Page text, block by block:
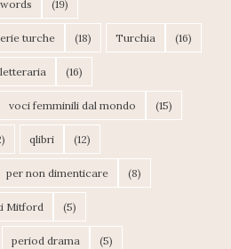
(19)
turche (18) Turchia (16)
(16)
voci femminili dal mondo (15)
qlibri (12)
per non dimenticare (8)
Mitford (5)
period drama (5)